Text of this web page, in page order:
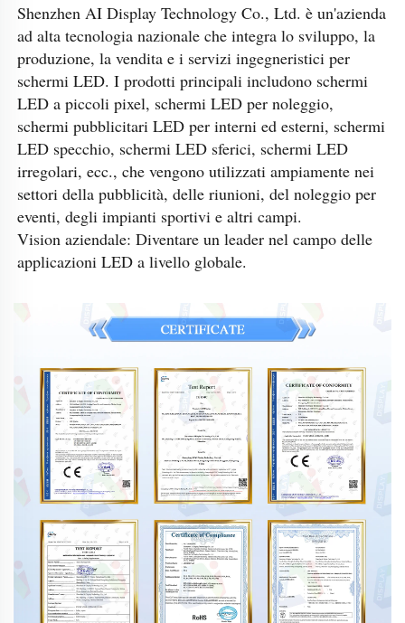
Shenzhen AI Display Technology Co., Ltd. è un'azienda
ad alta tecnologia nazionale che integra lo sviluppo, la
produzione, la vendita e i servizi ingegneristici per
schermi LED. I prodotti principali includono schermi
LED a piccoli pixel, schermi LED per noleggio,
schermi pubblicitari LED per interni ed esterni, schermi
LED specchio, schermi LED sferici, schermi LED
irregolari, ecc., che vengono utilizzati ampiamente nei
settori della pubblicità, delle riunioni, del noleggio per
eventi, degli impianti sportivi e altri campi.
Vision aziendale: Diventare un leader nel campo delle
applicazioni LED a livello globale.